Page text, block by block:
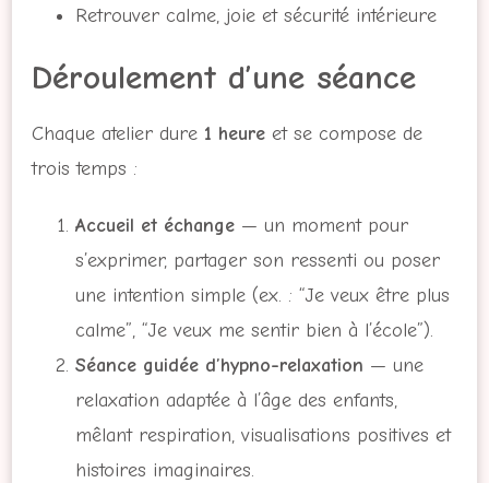
Retrouver calme, joie et sécurité intérieure
Déroulement d’une séance
Chaque atelier dure 1 heure et se compose de
trois temps :
Accueil et échange — un moment pour
s’exprimer, partager son ressenti ou poser
une intention simple (ex. : “Je veux être plus
calme”, “Je veux me sentir bien à l’école”).
Séance guidée d’hypno-relaxation — une
relaxation adaptée à l’âge des enfants,
mêlant respiration, visualisations positives et
histoires imaginaires.